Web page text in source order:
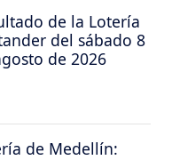
de la Lotería
del sábado 8
de 2026
de Medellín: